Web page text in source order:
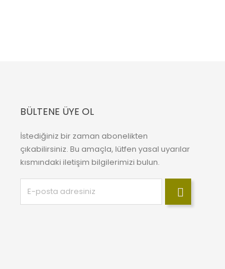
BÜLTENE ÜYE OL
İstediğiniz bir zaman abonelikten
çıkabilirsiniz. Bu amaçla, lütfen yasal uyarılar
kısmındaki iletişim bilgilerimizi bulun.